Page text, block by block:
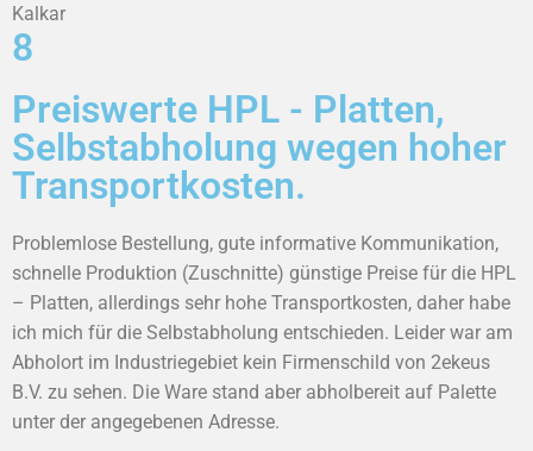
Kalkar
8
Preiswerte HPL - Platten,
Selbstabholung wegen hoher
Transportkosten.
Problemlose Bestellung, gute informative Kommunikation,
schnelle Produktion (Zuschnitte) günstige Preise für die HPL
– Platten, allerdings sehr hohe Transportkosten, daher habe
ich mich für die Selbstabholung entschieden. Leider war am
Abholort im Industriegebiet kein Firmenschild von 2ekeus
B.V. zu sehen. Die Ware stand aber abholbereit auf Palette
unter der angegebenen Adresse.